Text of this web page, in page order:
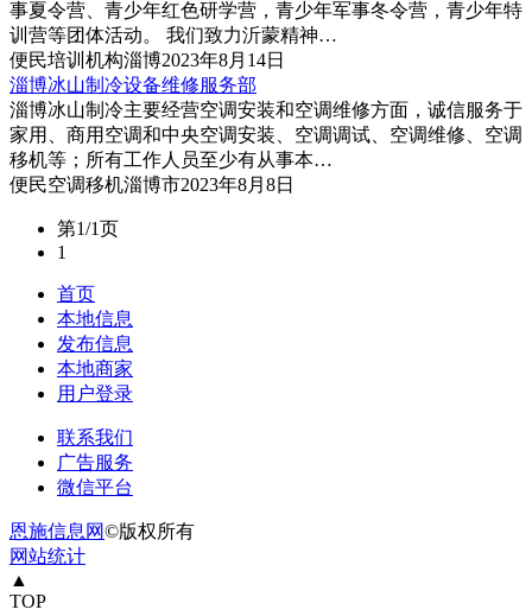
事夏令营、青少年红色研学营，青少年军事冬令营，青少年特
训营等团体活动。 我们致力沂蒙精神…
便民培训机构淄博2023年8月14日
淄博冰山制冷设备维修服务部
淄博冰山制冷主要经营空调安装和空调维修方面，诚信服务于
家用、商用空调和中央空调安装、空调调试、空调维修、空调
移机等；所有工作人员至少有从事本…
便民空调移机淄博市2023年8月8日
第1/1页
1
首页
本地信息
发布信息
本地商家
用户登录
联系我们
广告服务
微信平台
恩施信息网©版权所有
网站统计
▲
TOP